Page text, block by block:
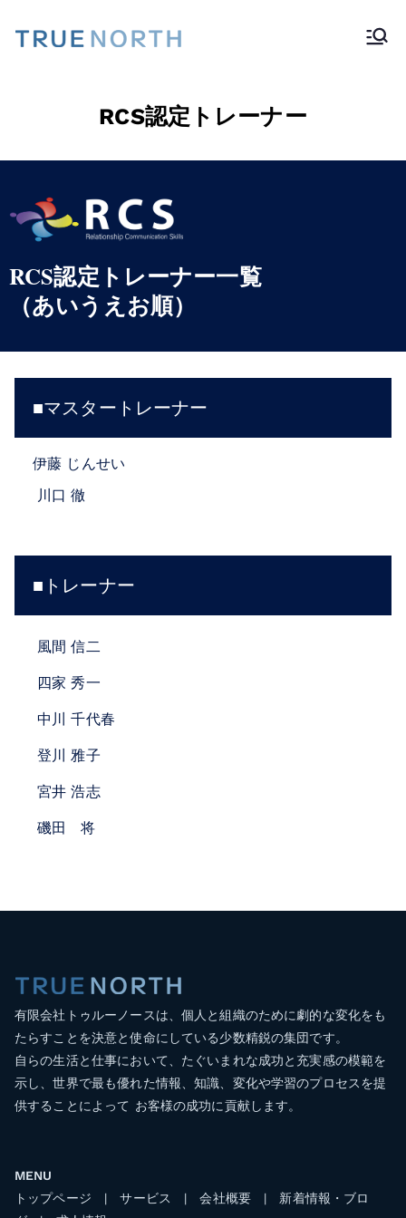
RCS認定トレーナー
RCS認定トレーナー一覧
（あいうえお順）
■マスタートレーナー
伊藤 じんせい
川口 徹
■トレーナー
風間 信二
四家 秀一
中川 千代春
登川 雅子
宮井 浩志
磯田 将
有限会社トゥルーノースは、個人と組織のために劇的な変化をも
たらすことを決意と使命にしている少数精鋭の集団です。
自らの生活と仕事において、たぐいまれな成功と充実感の模範を
示し、世界で最も優れた情報、知識、変化や学習のプロセスを提
供することによって お客様の成功に貢献します。
MENU
トップページ |サービス |会社概要 | 新着情報・ブロ